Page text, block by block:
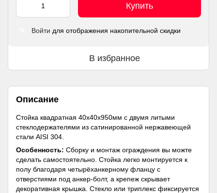
Купить
Войти для отображения накопительной скидки
В избранное
Описание
Стойка квадратная 40х40х950мм с двумя литыми
стеклодержателями из сатинированной нержавеющей
стали AISI 304.
Особенность: Сборку и монтаж ограждения вы можте
сделать самостоятельно. Стойка легко монтируется к
полу благодаря четырёханкерному фланцу с
отверстиями под анкер-болт, а крепеж скрывает
декоративная крышка. Стекло или триплекс фиксируется